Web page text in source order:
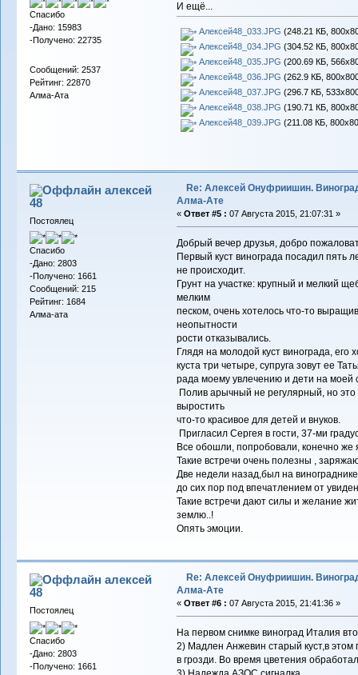
Спасибо
-Дано: 15983
-Получено: 22735
Сообщений: 2537
Рейтинг: 22870
Алма-Ата
И ещё...
Алексей48_033.JPG (248.21 КБ,
Алексей48_034.JPG (304.52 КБ,
Алексей48_035.JPG (200.69 КБ,
Алексей48_036.JPG (262.9 КБ,
Алексей48_037.JPG (296.7 КБ,
Алексей48_038.JPG (190.71 КБ,
Алексей48_039.JPG (211.08 КБ,
алексей
48
Постоялец
Спасибо
-Дано: 2803
-Получено: 1661
Сообщений: 215
Рейтинг: 1684
Алма-ата
Re: Алексей Онуфриишин.
Алма-Ате
« Ответ #5 : 07 Августа 2015, 21:07:31 »
Добрый вечер друзья, добро
Первый куст винограда посадил пять
не происходит.
Грунт на участке: крупный и мелкий
мелким
песком, очень хотелось что-то
неопытности
рости отказывались.
Глядя на молодой куст винограда,
куста три четыре, супруга зовут ее
рада моему увлечению и дети на
Полив арычный не регулярный, но
выростить
что-то красивое для детей и внуков.
Пригласил Сергея в гости, 37-ми
Все обошли, попробовали, конечно же
Такие встречи очень полезны ,
Две недели назад,был на
до сих пор под впечатлением от
Такие встречи дают силы и желание
землю..!
Опять эмоции.
алексей
48
Постоялец
Спасибо
-Дано: 2803
-Получено: 1661
Re: Алексей Онуфриишин.
Алма-Ате
« Ответ #6 : 07 Августа 2015, 21:41:36 »
На первом снимке виноград Италия
2) Мадлен Анжевин старый куст,в этом
в грозди. Во время цветения